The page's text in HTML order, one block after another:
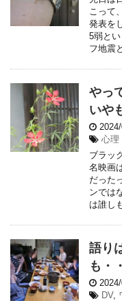
こって
発表を
5弱と
フ地震
やっ
いや
心理
ブラッ
名映画
だった
ンでは
は誰し
語り
も・
DV,